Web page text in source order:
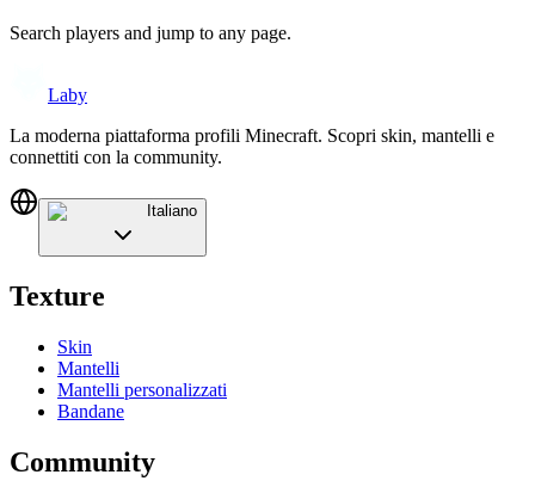
Search players and jump to any page.
Laby
La moderna piattaforma profili Minecraft. Scopri skin, mantelli e
connettiti con la community.
Italiano
Texture
Skin
Mantelli
Mantelli personalizzati
Bandane
Community